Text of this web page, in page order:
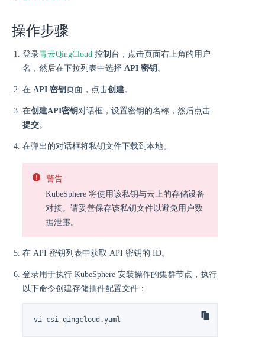
操作步骤
登录青云QingCloud 控制台，点击页面右上角的用户
名，然后在下拉列表中选择 API 密钥 。
在 API 密钥页面，点击创建。
在创建API密钥对话框，设置密钥的名称，然后点击
提交。
在弹出的对话框将私钥文件下载到本地。
警告
KubeSphere 将使用该私钥与云上的存储设备
对接。请妥善保存该私钥文件以避免用户数
据泄露。
在 API 密钥列表中获取 API 密钥的 ID。
登录用于执行 KubeSphere 安装操作的集群节点，执行
以下命令创建存储插件配置文件：
vi csi-qingcloud.yaml